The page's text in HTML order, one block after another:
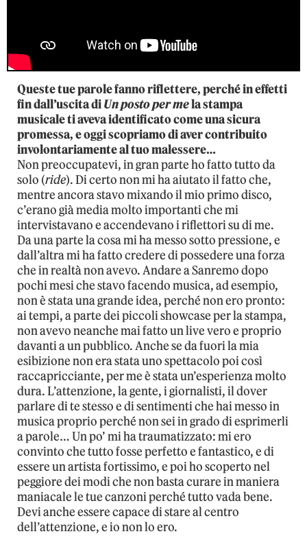
Queste tue parole fanno riflettere, perché in effetti
fin dall’uscita diUn posto per mela stampa
musicale ti aveva identificato come una sicura
promessa, e oggi scopriamo di aver contribuito
involontariamente al tuo malessere…
Non preoccupatevi, in gran parte ho fatto tutto da
solo (ride). Di certo non mi ha aiutato il fatto che,
mentre ancora stavo mixando il mio primo disco,
c’erano già media molto importanti che mi
intervistavano e accendevano i riflettori su di me.
Da una parte la cosa mi ha messo sotto pressione, e
dall’altra mi ha fatto credere di possedere una forza
che in realtà non avevo. Andare a Sanremo dopo
pochi mesi che stavo facendo musica, ad esempio,
non è stata una grande idea, perché non ero pronto:
ai tempi, a parte dei piccoli showcase per la stampa,
non avevo neanche mai fatto un live vero e proprio
davanti a un pubblico. Anche se da fuori la mia
esibizione non era stata uno spettacolo poi così
raccapricciante, per me è stata un’esperienza molto
dura. L’attenzione, la gente, i giornalisti, il dover
parlare di te stesso e di sentimenti che hai messo in
musica proprio perché non sei in grado di esprimerli
a parole… Un po’ mi ha traumatizzato: mi ero
convinto che tutto fosse perfetto e fantastico, e di
essere un artista fortissimo, e poi ho scoperto nel
peggiore dei modi che non basta curare in maniera
maniacale le tue canzoni perché tutto vada bene.
Devi anche essere capace di stare al centro
dell’attenzione, e io non lo ero.